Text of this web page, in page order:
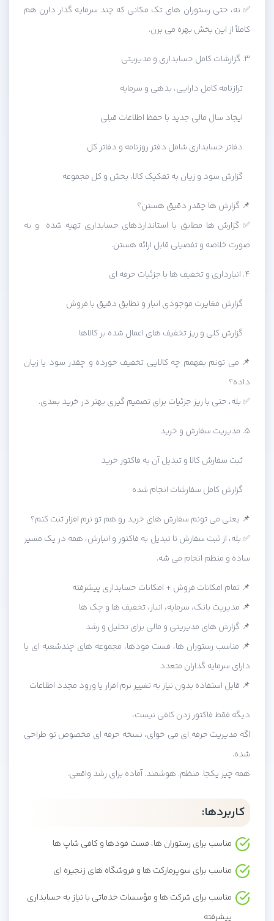
✅ نه، حتی رستوران های تک مکانی که چند سرمایه گذار دارن هم
کاملاً از این بخش بهره می برن.
۳. گزارشات کامل حسابداری و مدیریتی
ترازنامه کامل دارایی، بدهی و سرمایه
ایجاد سال مالی جدید با حفظ اطلاعات قبلی
دفاتر حسابداری شامل دفتر روزنامه و دفاتر کل
گزارش سود و زیان به تفکیک کالا، بخش و کل مجموعه
📌 گزارش ها چقدر دقیق هستن؟
✅ گزارش ها مطابق با استانداردهای حسابداری تهیه شده و به
صورت خلاصه و تفصیلی قابل ارائه هستن.
۴. انبارداری و تخفیف ها با جزئیات حرفه ای
گزارش مغایرت موجودی انبار و تطابق دقیق با فروش
گزارش کلی و ریز تخفیف های اعمال شده بر کالاها
📌 می تونم بفهمم چه کالایی تخفیف خورده و چقدر سود یا زیان
داده؟
✅ بله، حتی با ریز جزئیات برای تصمیم گیری بهتر در خرید بعدی.
۵. مدیریت سفارش و خرید
ثبت سفارش کالا و تبدیل آن به فاکتور خرید
گزارش کامل سفارشات انجام شده
📌 یعنی می تونم سفارش های خرید رو هم تو نرم افزار ثبت کنم؟
✅ بله، از ثبت سفارش تا تبدیل به فاکتور و انبارش، همه در یک مسیر
ساده و منظم انجام می شه.
📌 تمام امکانات فروش + امکانات حسابداری پیشرفته
📌 مدیریت بانک، سرمایه، انبار، تخفیف ها و چک ها
📌 گزارش های مدیریتی و مالی برای تحلیل و رشد
📌 مناسب رستوران ها، فست فودها، مجموعه های چندشعبه ای یا
دارای سرمایه گذاران متعدد
📌 قابل استفاده بدون نیاز به تغییر نرم افزار یا ورود مجدد اطلاعات
دیگه فقط فاکتور زدن کافی نیست،
اگه مدیریت حرفه ای می خوای، نسخه حرفه ای مخصوص تو طراحی
شده.
همه چیز یکجا. منظم. هوشمند. آماده برای رشد واقعی.
کاربردها:
مناسب برای رستوران ها، فست فودها و کافی شاپ ها
مناسب برای سوپرمارکت ها و فروشگاه های زنجیره ای
مناسب برای شرکت ها و مؤسسات خدماتی با نیاز به حسابداری
پیشرفته